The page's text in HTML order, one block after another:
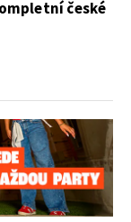
české